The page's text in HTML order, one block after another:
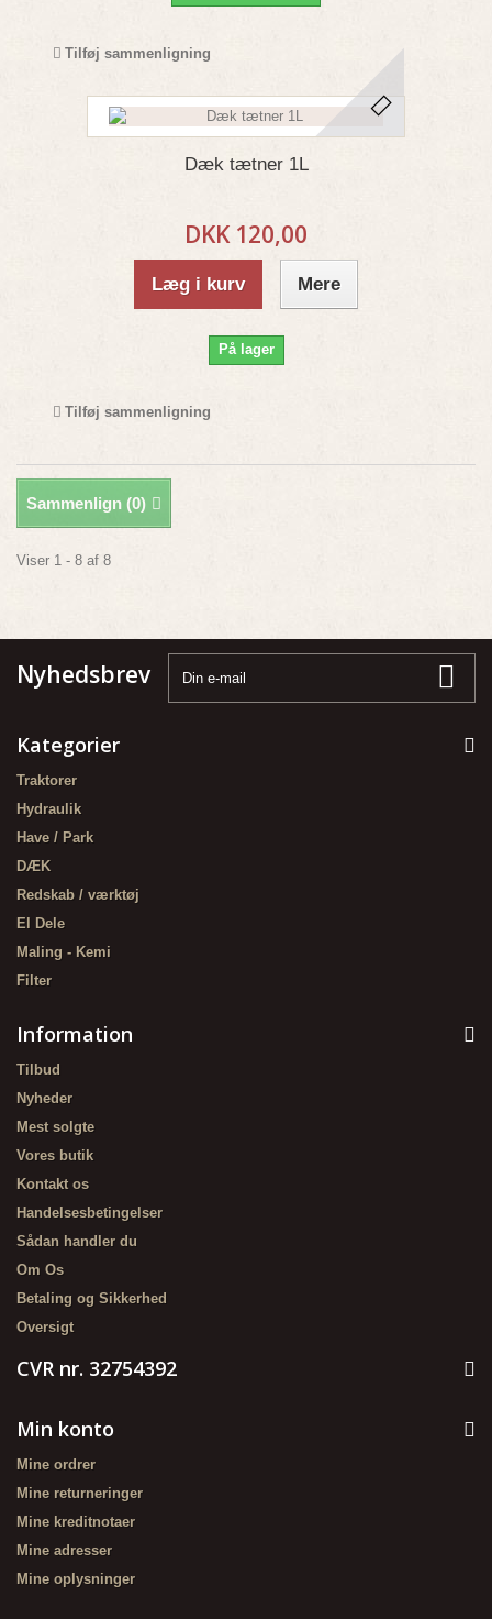
Tilføj sammenligning
Dæk tætner 1L
DKK 120,00
Læg i kurv Mere
På lager
Tilføj sammenligning
Sammenlign (0)
Viser 1 - 8 af 8
Nyhedsbrev
Kategorier
Traktorer
Hydraulik
Have / Park
DÆK
Redskab / værktøj
El Dele
Maling - Kemi
Filter
Information
Tilbud
Nyheder
Mest solgte
Vores butik
Kontakt os
Handelsesbetingelser
Sådan handler du
Om Os
Betaling og Sikkerhed
Oversigt
CVR nr. 32754392
Min konto
Mine ordrer
Mine returneringer
Mine kreditnotaer
Mine adresser
Mine oplysninger